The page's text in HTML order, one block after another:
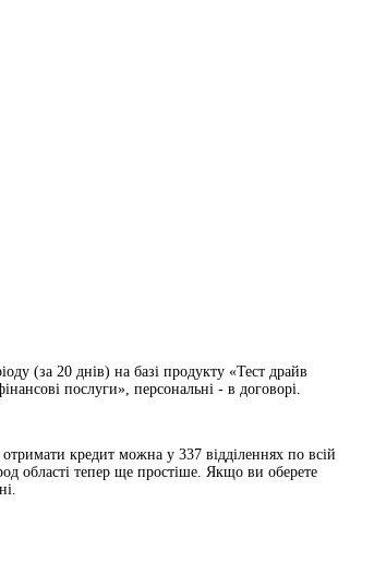
(за 20 днів) на базі продукту «Тест драйв
послуги», персональні - в договорі.
кредит можна у 337 відділеннях по всій
області тепер ще простіше. Якщо ви оберете